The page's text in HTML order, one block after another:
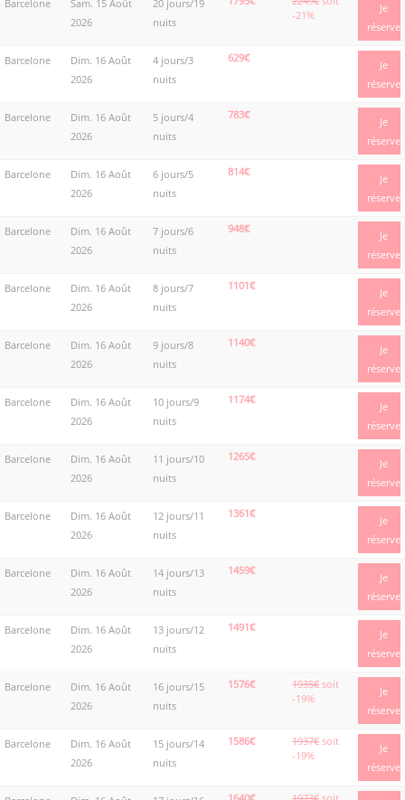
Barcelone
Sam. 15 Août
2026
20 jours/19
nuits
-21%
Je
réserve
Barcelone
Dim. 16 Août
2026
4 jours/3
nuits
629€
Je
réserve
Barcelone
Dim. 16 Août
2026
5 jours/4
nuits
783€
Je
réserve
Barcelone
Dim. 16 Août
2026
6 jours/5
nuits
814€
Je
réserve
Barcelone
Dim. 16 Août
2026
7 jours/6
nuits
948€
Je
réserve
Barcelone
Dim. 16 Août
2026
8 jours/7
nuits
1101€
Je
réserve
Barcelone
Dim. 16 Août
2026
9 jours/8
nuits
1140€
Je
réserve
Barcelone
Dim. 16 Août
2026
10 jours/9
nuits
1174€
Je
réserve
Barcelone
Dim. 16 Août
2026
11 jours/10
nuits
1265€
Je
réserve
Barcelone
Dim. 16 Août
2026
12 jours/11
nuits
1361€
Je
réserve
Barcelone
Dim. 16 Août
2026
14 jours/13
nuits
1459€
Je
réserve
Barcelone
Dim. 16 Août
2026
13 jours/12
nuits
1491€
Je
réserve
Barcelone
Dim. 16 Août
2026
16 jours/15
nuits
1576€ 1935€ soit
-19%
Je
réserve
Barcelone
Dim. 16 Août
2026
15 jours/14
nuits
1586€ 1937€ soit
-19%
Je
réserve